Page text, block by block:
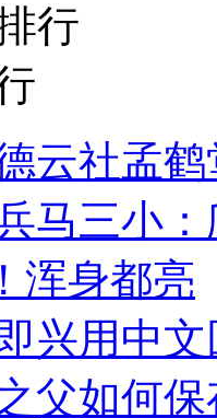
行
云社孟
马三小
浑身都亮
兴用中
父如何